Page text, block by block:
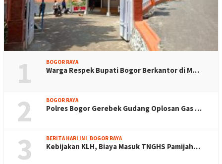
1 BOGOR RAYA
Warga Respek Bupati Bogor Berkantor di M…
2 BOGOR RAYA
Polres Bogor Gerebek Gudang Oplosan Gas …
3 BERITA HARI INI, BOGOR RAYA
Kebijakan KLH, Biaya Masuk TNGHS Pamijah…